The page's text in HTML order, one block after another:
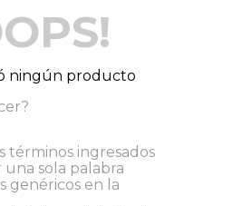
ningún producto
términos ingresados
sola palabra
genéricos en la